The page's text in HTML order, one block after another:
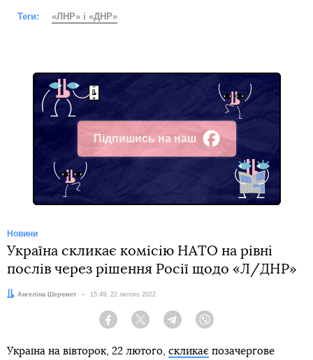
Теги: «ЛНР» і «ДНР»
Підпишись на наш
Facebook
Новини
Україна скликає комісію НАТО на рівні
послів через рішення Росії щодо «Л/ДНР»
Автор:
Ангеліна Шеремет Дата:
15:49, 22 лютого 2022
Facebook Twitter Telegram
Україна на вівторок, 22 лютого, скликає позачергове